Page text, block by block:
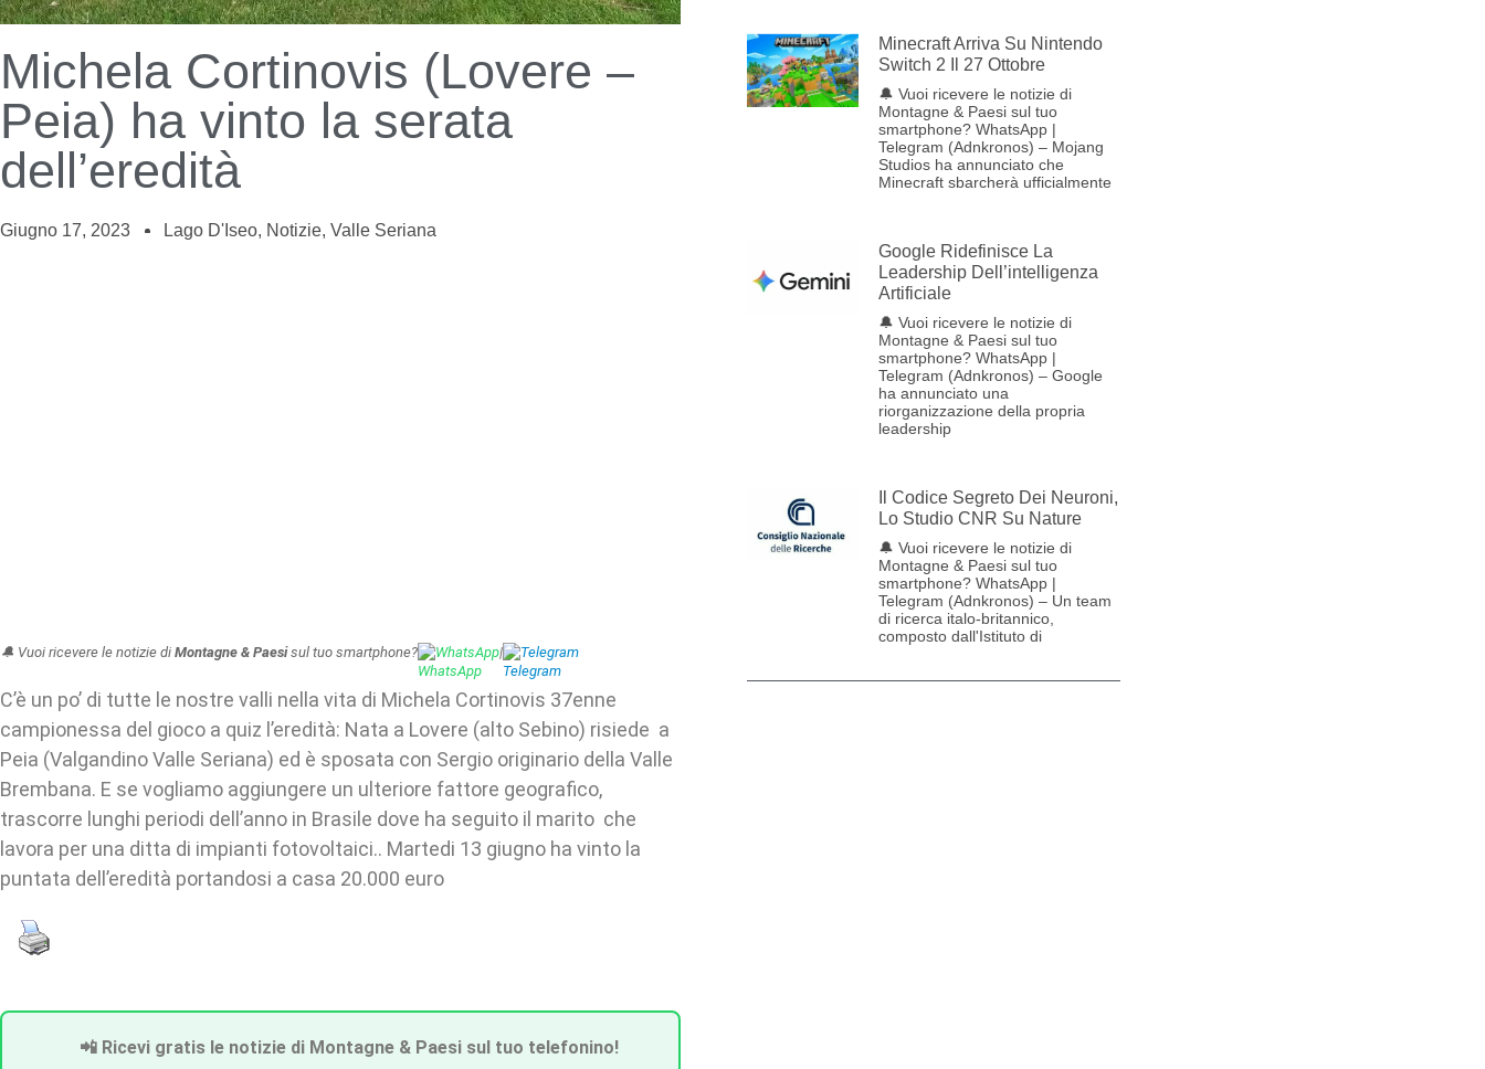
Michela Cortinovis (Lovere –
Peia) ha vinto la serata
dell’eredità
Giugno 17, 2023 Lago D'Iseo, Notizie, Valle Seriana
🔔 Vuoi ricevere le notizie di Montagne & Paesisul tuo smartphone? WhatsApp| Telegram
C’è un po’ di tutte le nostre valli nella vita di Michela Cortinovis 37enne
campionessa del gioco a quiz l’eredità: Nata a Lovere (alto Sebino) risiede a
Peia (Valgandino Valle Seriana) ed è sposata con Sergio originario della Valle
Brembana. E se vogliamo aggiungere un ulteriore fattore geografico,
trascorre lunghi periodi dell’anno in Brasile dove ha seguito il marito che
lavora per una ditta di impianti fotovoltaici.. Martedi 13 giugno ha vinto la
puntata dell’eredità portandosi a casa 20.000 euro
📲 Ricevi gratis le notizie di Montagne & Paesi sul tuo telefonino!
Minecraft Arriva Su Nintendo
Switch 2 Il 27 Ottobre
🔔 Vuoi ricevere le notizie di
Montagne & Paesi sul tuo
smartphone? WhatsApp |
Telegram (Adnkronos) – Mojang
Studios ha annunciato che
Minecraft sbarcherà ufficialmente
Google Ridefinisce La
Leadership Dell’intelligenza
Artificiale
🔔 Vuoi ricevere le notizie di
Montagne & Paesi sul tuo
smartphone? WhatsApp |
Telegram (Adnkronos) – Google
ha annunciato una
riorganizzazione della propria
leadership
Il Codice Segreto Dei Neuroni,
Lo Studio CNR Su Nature
🔔 Vuoi ricevere le notizie di
Montagne & Paesi sul tuo
smartphone? WhatsApp |
Telegram (Adnkronos) – Un team
di ricerca italo-britannico,
composto dall'Istituto di